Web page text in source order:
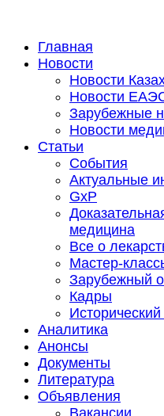
Главная
Новости
Новости
Новости
Зарубежные
Новости
Статьи
События
Актуальные
GxP
медицина
Все о
Мастер-
Зарубежный
Кадры
Исторический
Аналитика
Анонсы
Документы
Литература
Объявления